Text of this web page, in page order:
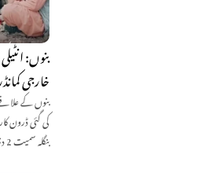
بنوں:
خارجی
بنوں کے
کی گئی ڈرون
بنگلہ سمیت 2 دہشت گرد ہلاک ہو گئے۔